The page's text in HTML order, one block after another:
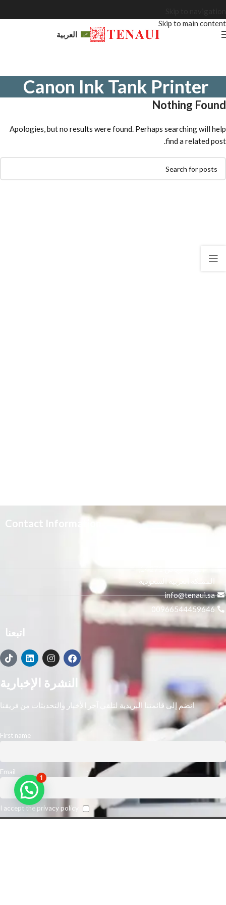
Skip to main content
العربية
Canon Ink Tank Printer
Nothing Found
Apologies, but no results were found. Perhaps searching will help
find a related post.
Contact Information
النور, الرياض 14271,
المملكة العربية السعودية
info@tenaui.sa
00966544459646
اتبعنا
النشرة الإخبارية
انضم إلى قائمتنا البريدية لتلقي آخر الأخبار والتحديثات من فريقنا
First name
Email
1